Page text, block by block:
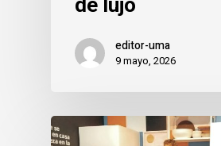
de lujo
editor-uma
9 mayo, 2026